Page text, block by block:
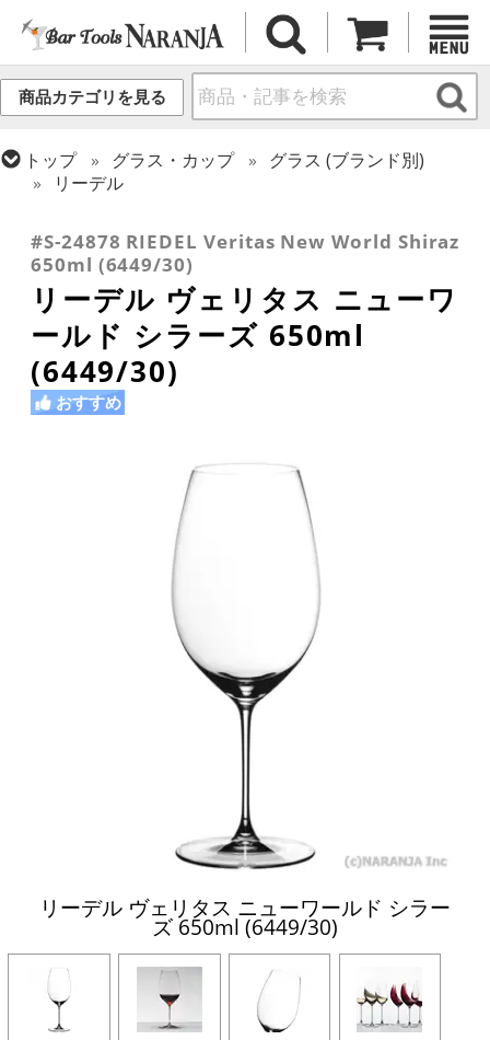
商品カテゴリを見る
トップ グラス・カップ
グラス (ブランド別)
リーデル
ワイングラス
#S-24878 RIEDEL Veritas New World Shiraz
650ml (6449/30)
リーデル ヴェリタス ニューワ
ールド シラーズ 650ml
(6449/30)
おすすめ
リーデル ヴェリタス ニューワールド シラー
ズ 650ml (6449/30)